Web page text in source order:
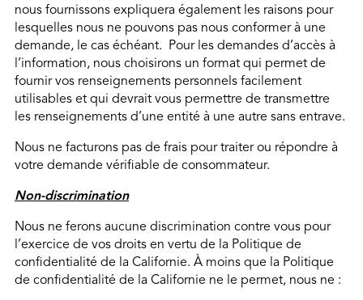
nous fournissons expliquera également les raisons pour
lesquelles nous ne pouvons pas nous conformer à une
demande, le cas échéant. Pour les demandes d’accès à
l’information, nous choisirons un format qui permet de
fournir vos renseignements personnels facilement
utilisables et qui devrait vous permettre de transmettre
les renseignements d’une entité à une autre sans entrave.
Nous ne facturons pas de frais pour traiter ou répondre à
votre demande vérifiable de consommateur.
Non-discrimination
Nous ne ferons aucune discrimination contre vous pour
l’exercice de vos droits en vertu de la Politique de
confidentialité de la Californie. À moins que la Politique
de confidentialité de la Californie ne le permet, nous ne :